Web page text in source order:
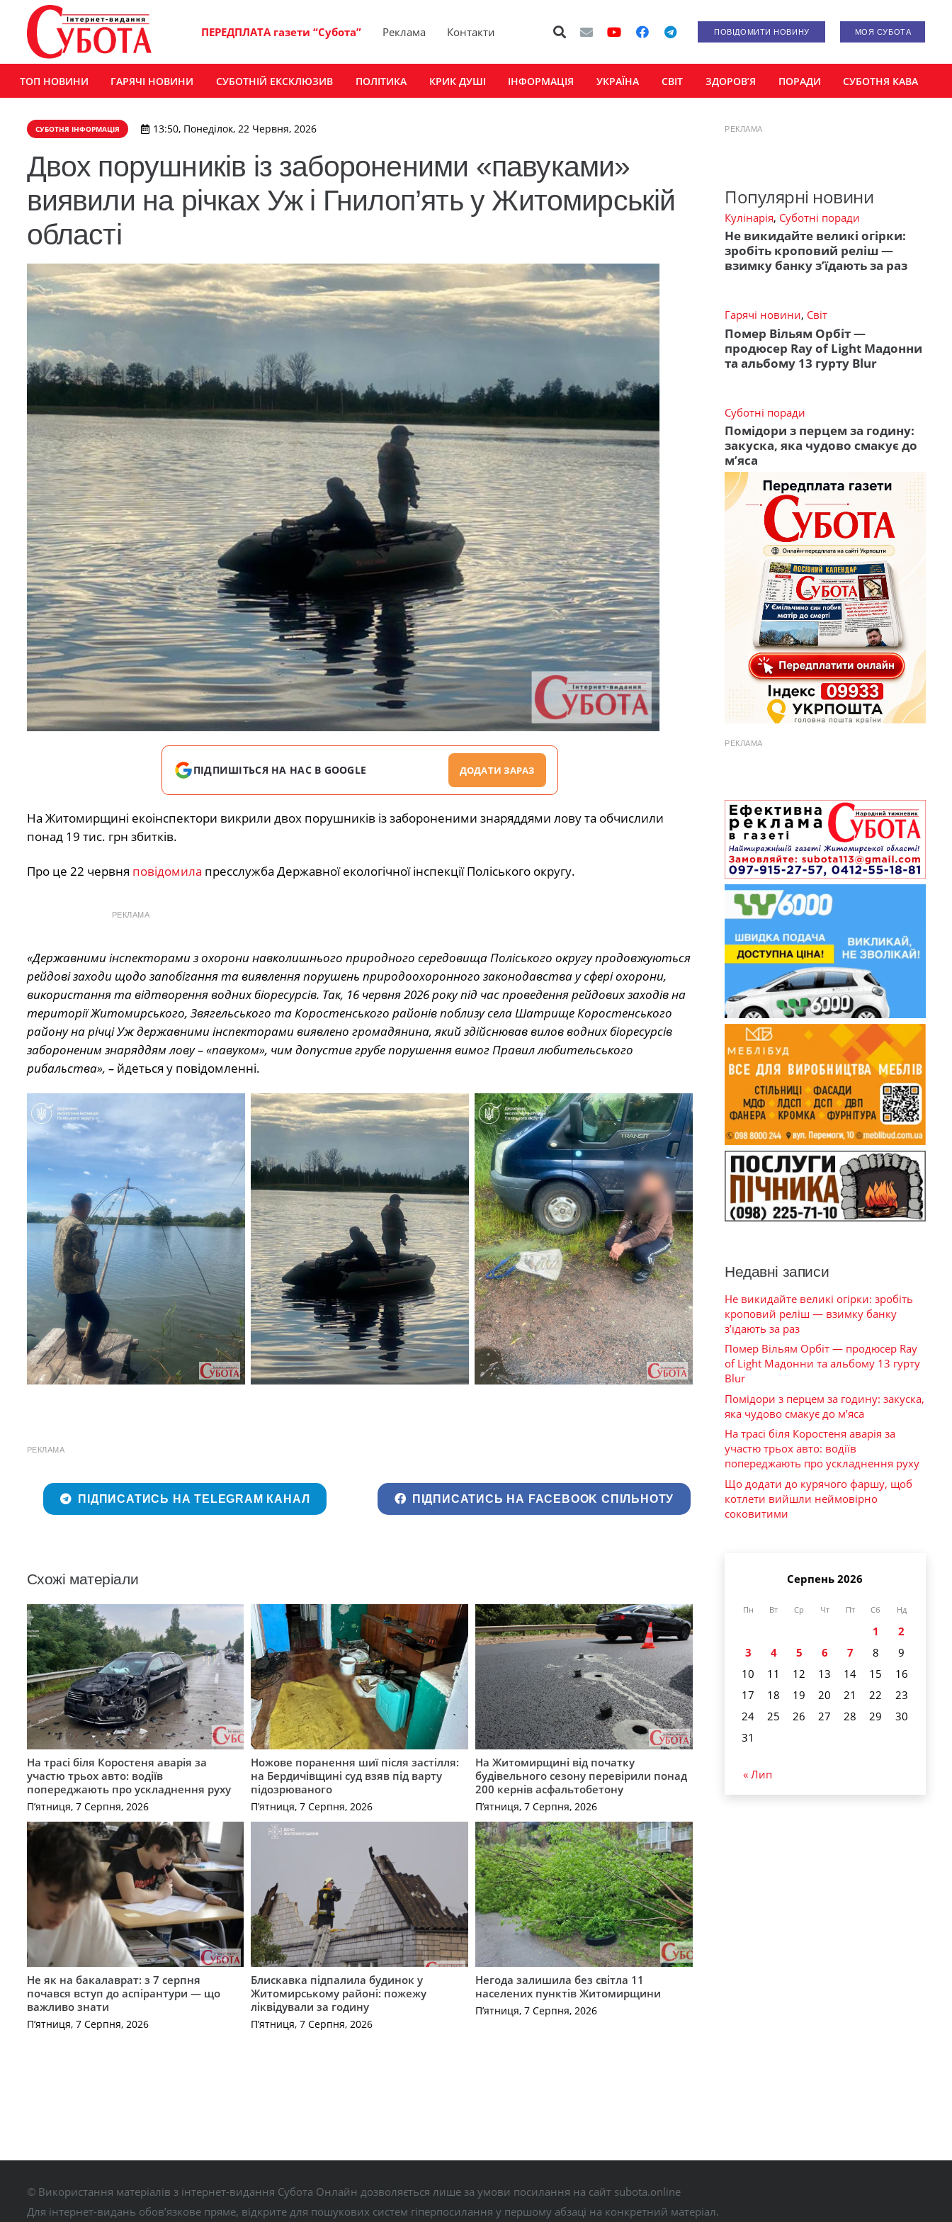
ПЕРЕДПЛАТА газети “Субота” Реклама Контакти ПОВІДОМИТИ НОВИНУ МОЯ СУБОТА
ТОП НОВИНИ ГАРЯЧІ НОВИНИ СУБОТНІЙ ЕКСКЛЮЗИВ ПОЛІТИКА КРИК ДУШІ ІНФОРМАЦІЯ УКРАЇНА СВІТ ЗДОРОВ’Я ПОРАДИ СУБОТНЯ КАВА
СУБОТНЯ ІНФОРМАЦІЯ 13:50, Понеділок, 22 Червня, 2026
Двох порушників із забороненими «павуками»
виявили на річках Уж і Гнилоп’ять у Житомирській
області
ПІДПИШІТЬСЯ НА НАС В GOOGLE ДОДАТИ ЗАРАЗ
На Житомирщині екоінспектори викрили двох порушників із забороненими знаряддями лову та обчислили
понад 19 тис. грн збитків.
Про це 22 червня повідомила пресслужба Державної екологічної інспекції Поліського округу.
РЕКЛАМА
«Державними інспекторами з охорони навколишнього природного середовища Поліського округу продовжуються
рейдові заходи щодо запобігання та виявлення порушень природоохоронного законодавства у сфері охорони,
використання та відтворення водних біоресурсів. Так, 16 червня 2026 року під час проведення рейдових заходів на
території Житомирського, Звягельського та Коростенського районів поблизу села Шатрище Коростенського
району на річці Уж державними інспекторами виявлено громадянина, який здійснював вилов водних біоресурсів
забороненим знаряддям лову – «павуком», чим допустив грубе порушення вимог Правил любительського
рибальства», – йдеться у повідомленні.
РЕКЛАМА
ПІДПИСАТИСЬ НА TELEGRAM КАНАЛ ПІДПИСАТИСЬ НА FACEBOOK СПІЛЬНОТУ
Схожі матеріали
На трасі біля Коростеня аварія за
участю трьох авто: водіїв
попереджають про ускладнення руху
П’ятниця, 7 Серпня, 2026
Ножове поранення шиї після застілля:
на Бердичівщині суд взяв під варту
підозрюваного
П’ятниця, 7 Серпня, 2026
На Житомирщині від початку
будівельного сезону перевірили понад
200 кернів асфальтобетону
П’ятниця, 7 Серпня, 2026
Не як на бакалаврат: з 7 серпня
почався вступ до аспірантури — що
важливо знати
П’ятниця, 7 Серпня, 2026
Блискавка підпалила будинок у
Житомирському районі: пожежу
ліквідували за годину
П’ятниця, 7 Серпня, 2026
Негода залишила без світла 11
населених пунктів Житомирщини
П’ятниця, 7 Серпня, 2026
РЕКЛАМА
Популярні новини
Кулінарія, Суботні поради
Не викидайте великі огірки:
зробіть кроповий реліш —
взимку банку з’їдають за раз
Гарячі новини, Світ
Помер Вільям Орбіт —
продюсер Ray of Light Мадонни
та альбому 13 гурту Blur
Суботні поради
Помідори з перцем за годину:
закуска, яка чудово смакує до
м’яса
РЕКЛАМА
Недавні записи
Не викидайте великі огірки: зробіть
кроповий реліш — взимку банку
з’їдають за раз
Помер Вільям Орбіт — продюсер Ray
of Light Мадонни та альбому 13 гурту
Blur
Помідори з перцем за годину: закуска,
яка чудово смакує до м’яса
На трасі біля Коростеня аварія за
участю трьох авто: водіїв
попереджають про ускладнення руху
Що додати до курячого фаршу, щоб
котлети вийшли неймовірно
соковитими
Серпень 2026
Пн Вт Ср Чт Пт Сб Нд
1
2
3
4 5 6 7 8
9
10
11 12 13 14 15
16
17
18 19 20 21 22
23
24
25 26 27 28 29
30
31
« Лип
© Використання матеріалів з інтернет-видання Субота Онлайн дозволяється лише за умови посилання на сайт subota.online
Для інтернет-видань обов’язкове пряме, відкрите для пошукових систем гіперпосилання у першому абзаці на конкретний матеріал.